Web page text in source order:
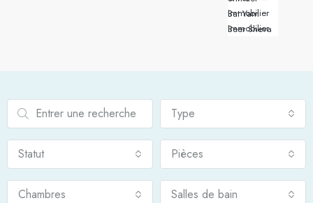
Immobilier Bat Yam
Immobilier Beer Sheva
Type
Statut Pièces
Chambres Salles de bain